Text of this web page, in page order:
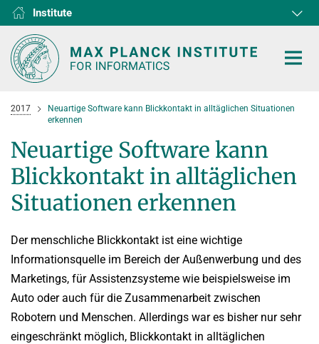
Institute
D1
D2
D3
D4
D5
D6
RG1
RG2
RG3
HOME
RESEARCH
DEPARTMENTS
Algorithms and Complexity
D3 Internet Architecture
D4 Computer Graphics
COLLABORATIONS
RESEARCH
Computer Science at Max Planck
European Laboratory for Learning and Intelligent Systems (ELLIS
Unit SAM)
NEWS & EVENTS
NEWS
PEOPLE
2017
Neuartige Software kann Blickkontakt in alltäglichen Situationen
erkennen
Neuartige Software kann
Blickkontakt in alltäglichen
Situationen erkennen
Der menschliche Blickkontakt ist eine wichtige
Informationsquelle im Bereich der Außenwerbung und des
Marketings, für Assistenzsysteme wie beispielsweise im
Auto oder auch für die Zusammenarbeit zwischen
Robotern und Menschen. Allerdings war es bisher nur sehr
eingeschränkt möglich, Blickkontakt in alltäglichen